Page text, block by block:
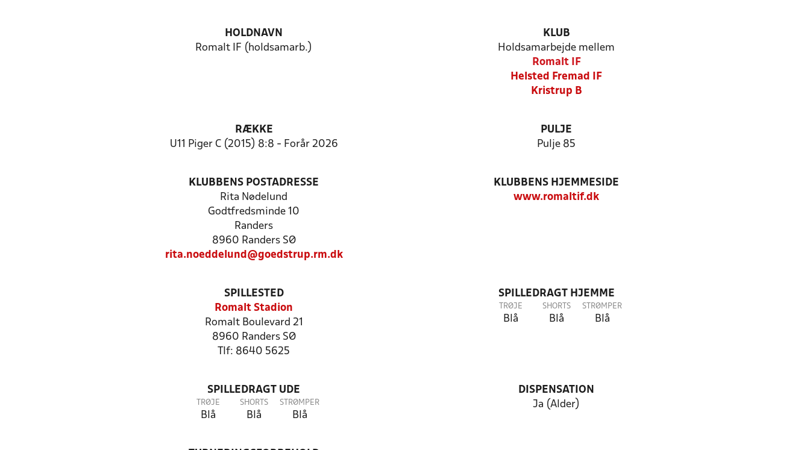
HOLDNAVN
Romalt IF (holdsamarb.)
KLUB
Holdsamarbejde mellem
Romalt IF
Helsted Fremad IF
Kristrup B
RÆKKE
U11 Piger C (2015) 8:8 - Forår 2026
PULJE
Pulje 85
KLUBBENS POSTADRESSE
Rita Nødelund
Godtfredsminde 10
Randers
8960 Randers SØ
rita.noeddelund@goedstrup.rm.dk
KLUBBENS HJEMMESIDE
www.romaltif.dk
SPILLESTED
Romalt Stadion
Romalt Boulevard 21
8960 Randers SØ
Tlf: 8640 5625
SPILLEDRAGT HJEMME
TRØJE
Blå
SHORTS
Blå
STRØMPER
Blå
SPILLEDRAGT UDE
TRØJE
Blå
SHORTS
Blå
STRØMPER
Blå
DISPENSATION
Ja (Alder)